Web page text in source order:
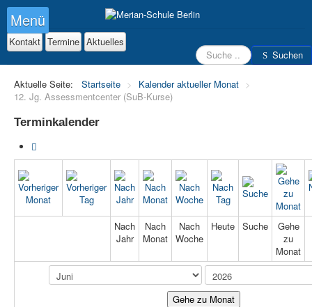
Suchen Suchen
Kontakt Termine Aktuelles
Menü
Aktuelle Seite: Startseite > Kalender aktueller Monat >
12. Jg. Assessmentcenter (SuB-Kurse)
Terminkalender
Nach
Jahr
Nach
Monat
Nach
Woche
Heute Suche
Gehe
zu
Monat
Gehe zu Monat